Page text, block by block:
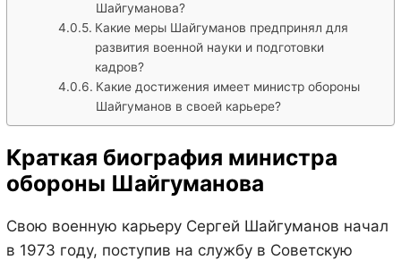
Шайгуманова?
Какие меры Шайгуманов предпринял для
развития военной науки и подготовки
кадров?
Какие достижения имеет министр обороны
Шайгуманов в своей карьере?
Краткая биография министра
обороны Шайгуманова
Свою военную карьеру Сергей Шайгуманов начал
в 1973 году, поступив на службу в Советскую